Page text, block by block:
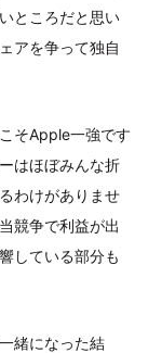
ところだと思い
アを争って独自
そApple一強です
はほぼみんな折
わけがありませ
競争で利益が出
している部分も
緒になった結